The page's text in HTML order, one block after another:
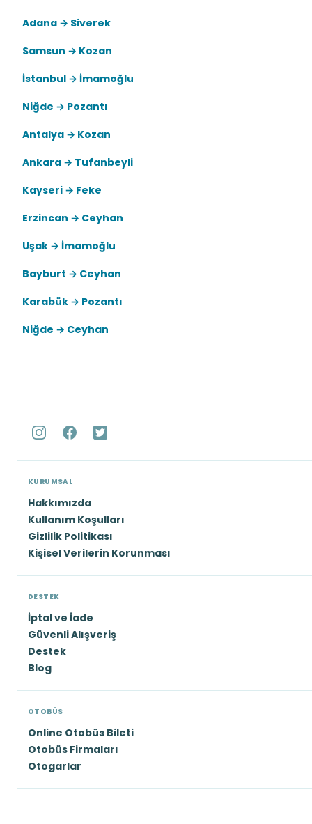
Adana → Siverek
Samsun → Kozan
İstanbul → İmamoğlu
Niğde → Pozantı
Antalya → Kozan
Ankara → Tufanbeyli
Kayseri → Feke
Erzincan → Ceyhan
Uşak → İmamoğlu
Bayburt → Ceyhan
Karabük → Pozantı
Niğde → Ceyhan
KURUMSAL
Hakkımızda
Kullanım Koşulları
Gizlilik Politikası
Kişisel Verilerin Korunması
DESTEK
İptal ve İade
Güvenli Alışveriş
Destek
Blog
OTOBÜS
Online Otobüs Bileti
Otobüs Firmaları
Otogarlar